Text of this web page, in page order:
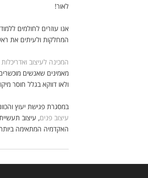
לאור!
אנו עוזרים לחולמים
המחלקות ולעיתים את
המכינה לעיצוב ואדריכלות
מאמינים שאנשים
ולאו דווקא בגלל חוסר
במסגרת פגישת יעוץ
עיצוב פנים, עיצוב
האקדמיה המתאימה